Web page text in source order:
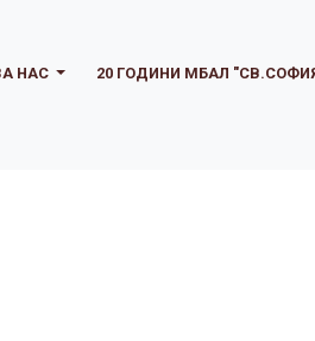
НАС 20 ГОДИНИ МБАЛ